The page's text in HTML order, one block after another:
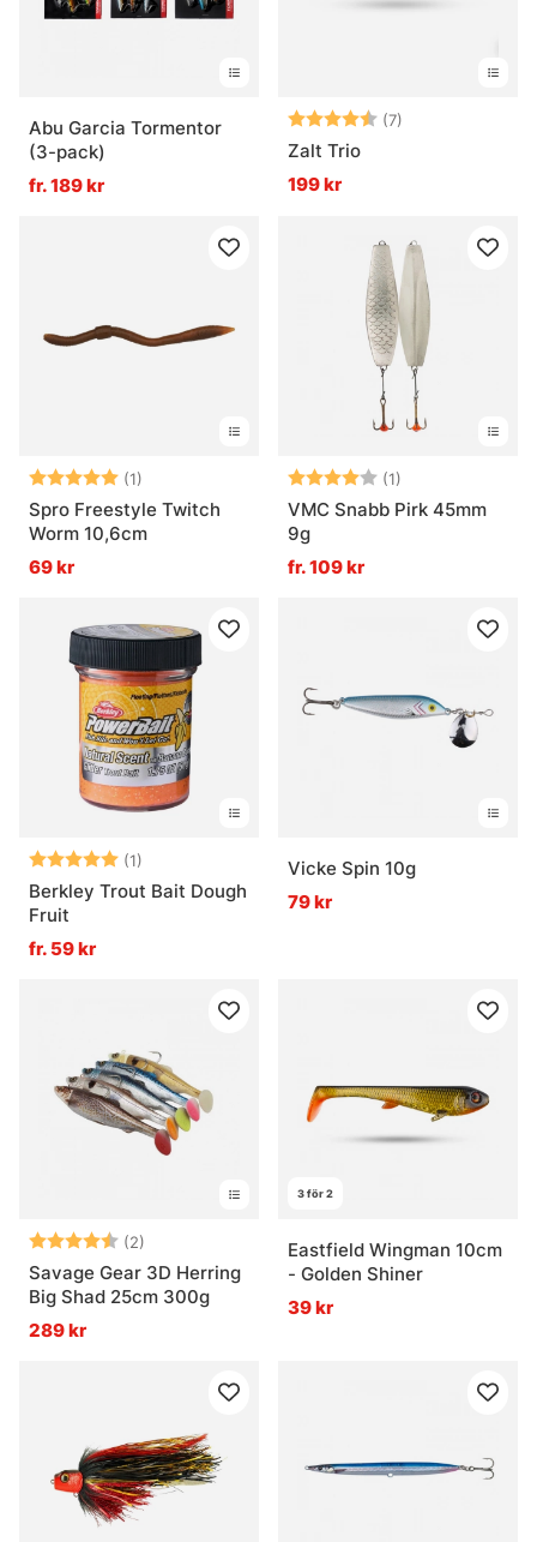
Abu Garcia Tormentor
(3-pack)
fr. 189 kr
Betyg: (7)
Zalt Trio
199 kr
Betyg: (1)
5.0 utav 5 stjärnor
Spro Freestyle Twitch
Worm 10,6cm
69 kr
Betyg: (1)
VMC Snabb Pirk 45mm
9g
fr. 109 kr
Betyg: (1)
5.0 utav 5 stjärnor
Berkley Trout Bait Dough
Fruit
fr. 59 kr
Vicke Spin 10g
79 kr
Betyg: (2)
4.5 utav 5 stjärnor
Savage Gear 3D Herring
Big Shad 25cm 300g
289 kr
3 för 2
Eastfield Wingman 10cm
- Golden Shiner
39 kr